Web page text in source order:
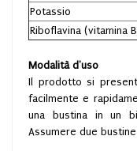
Potassio
Riboflavina (vitamina
Modalità d'uso
Il prodotto si
facilmente e
una bustina in un
Assumere due